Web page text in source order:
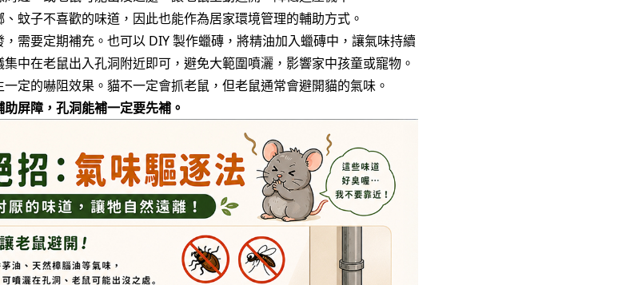
蚊子不喜歡的味道，因此也能作為居家環境管理的輔助方式。
需要定期補充。也可以 DIY 製作蠟磚，將精油加入蠟磚中，讓氣味持續
中在老鼠出入孔洞附近即可，避免大範圍噴灑，影響家中孩童或寵物。
定的嚇阻效果。貓不一定會抓老鼠，但老鼠通常會避開貓的氣味。
屏障，孔洞能補一定要先補。